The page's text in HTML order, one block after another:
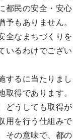
都民の安全・安心
予もありません。
全なまちづくりを
いるわけでござい
するに当たりまし
取得であります。
どうしても取得が
用を行う仕組みで
その意味で、都の